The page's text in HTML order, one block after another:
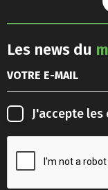
Les news du
J'accepte les